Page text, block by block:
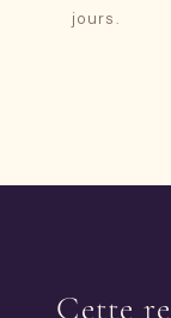
jours.
Cette